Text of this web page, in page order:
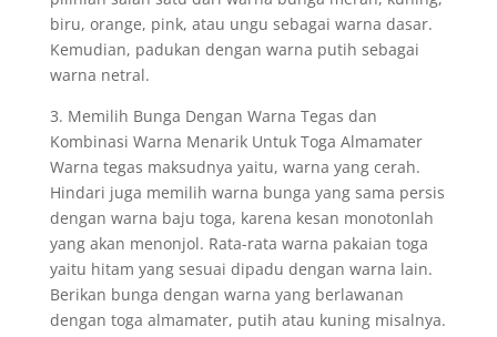
biru, orange, pink, atau ungu sebagai warna dasar.
Kemudian, padukan dengan warna putih sebagai
warna netral.
3. Memilih Bunga Dengan Warna Tegas dan
Kombinasi Warna Menarik Untuk Toga Almamater
Warna tegas maksudnya yaitu, warna yang cerah.
Hindari juga memilih warna bunga yang sama persis
dengan warna baju toga, karena kesan monotonlah
yang akan menonjol. Rata-rata warna pakaian toga
yaitu hitam yang sesuai dipadu dengan warna lain.
Berikan bunga dengan warna yang berlawanan
dengan toga almamater, putih atau kuning misalnya.